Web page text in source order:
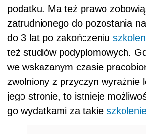
podatku. Ma też prawo
zatrudnionego do pozostania
do 3 lat po zakończeniu
też studiów podyplomowych.
we wskazanym czasie
zwolniony z przyczyn wyraźnie
jego stronie, to istnieje
go wydatkami za takie szkolenie